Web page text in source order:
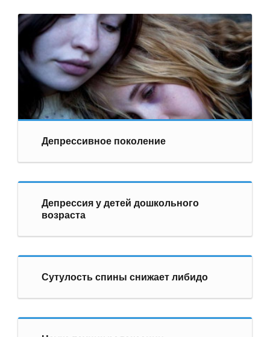
Депрессивное поколение
Депрессия у детей дошкольного
возраста
Сутулость спины снижает либидо